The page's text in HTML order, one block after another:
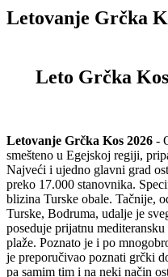
Letovanje Grčka
Leto Grčka
Letovanje Grčka Kos 2026 -
smešteno u Egejskoj regiji,
Najveći i ujedno glavni grad
preko 17.000 stanovnika.
blizina Turske obale. Tačnije,
Turske, Bodruma, udalje je
poseduje prijatnu
plaže. Poznato je i po
je preporučivao poznati grčki
pa samim tim i na neki način